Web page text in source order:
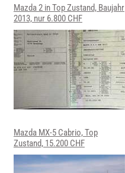
Mazda 2 in Top Zustand, Baujahr
2013, nur 6.800 CHF
Mazda MX-5 Cabrio, Top
Zustand, 15.200 CHF